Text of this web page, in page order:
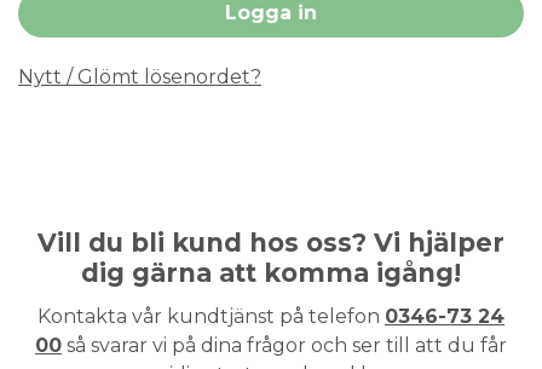
Nytt / Glömt lösenordet?
Vill du bli kund hos oss? Vi hjälper
dig gärna att komma igång!
Kontakta vår kundtjänst på telefon 0346-73 24
00 så svarar vi på dina frågor och ser till att du får